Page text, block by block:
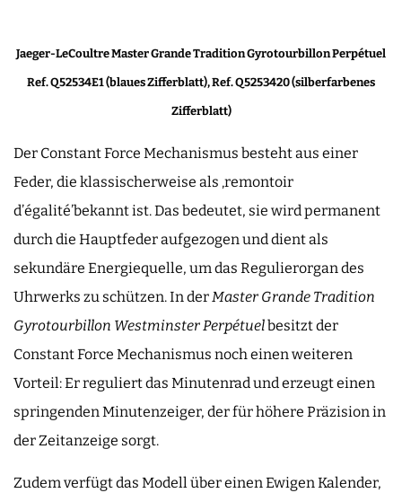
Jaeger-LeCoultre Master Grande Tradition Gyrotourbillon Perpétuel
Ref. Q52534E1 (blaues Zifferblatt), Ref. Q5253420 (silberfarbenes
Zifferblatt)
Der Constant Force Mechanismus besteht aus einer
Feder, die klassischerweise als ‚remontoir
d’égalité’bekannt ist. Das bedeutet, sie wird permanent
durch die Hauptfeder aufgezogen und dient als
sekundäre Energiequelle, um das Regulierorgan des
Uhrwerks zu schützen. In derMaster Grande Tradition
Gyrotourbillon Westminster Perpétuelbesitzt der
Constant Force Mechanismus noch einen weiteren
Vorteil: Er reguliert das Minutenrad und erzeugt einen
springenden Minutenzeiger, der für höhere Präzision in
der Zeitanzeige sorgt.
Zudem verfügt das Modell über einen Ewigen Kalender,